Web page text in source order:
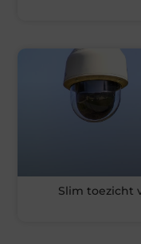
Slim toezicht